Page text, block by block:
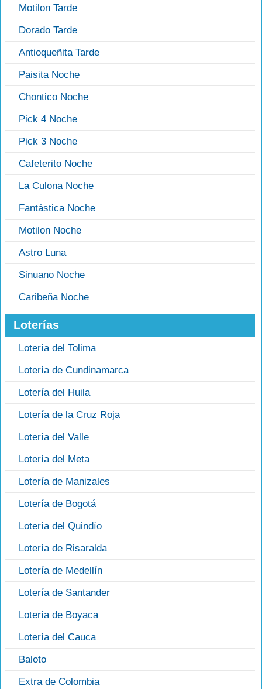
Motilon Tarde
Dorado Tarde
Antioqueñita Tarde
Paisita Noche
Chontico Noche
Pick 4 Noche
Pick 3 Noche
Cafeterito Noche
La Culona Noche
Fantástica Noche
Motilon Noche
Astro Luna
Sinuano Noche
Caribeña Noche
Loterías
Lotería del Tolima
Lotería de Cundinamarca
Lotería del Huila
Lotería de la Cruz Roja
Lotería del Valle
Lotería del Meta
Lotería de Manizales
Lotería de Bogotá
Lotería del Quindío
Lotería de Risaralda
Lotería de Medellín
Lotería de Santander
Lotería de Boyaca
Lotería del Cauca
Baloto
Extra de Colombia